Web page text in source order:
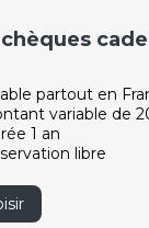
chèques
partout en
variable de
1 an
libre